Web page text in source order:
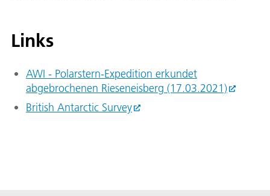
Links
AWI - Polarstern-Expedition erkundet
abgebrochenen Rieseneisberg (17.03.2021)
British Antarctic Survey